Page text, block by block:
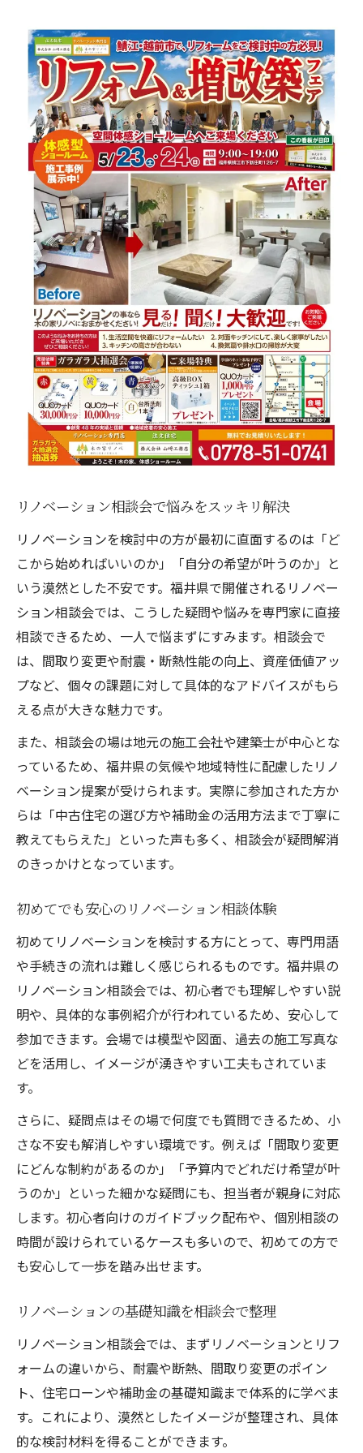
専門家がリノベーション計画をサポート
失敗しないリノベーション相談会の活用法
リノベーション初心者に相談会がおすすめ
な訳
リノベーション相談会で安心の第一歩を踏
み出す
住まいの性能向上を叶える相談会活用法
リノベーションで性能向上のポイントを伝
授
相談会で住まいの断熱や耐震を確認
リノベーション相談会で設備改善を相談
性能向上を目指すリノベーション相談の進
め方
リノベーションで理想の住まいづくりを相
談
将来設計も踏まえたリノベプラン相談体験
きる
談法
リノベーションで資産価値向上を相談会で
実現
将来を見据えたリノベーション計画を相談
リノベーション相談会で長期視点の提案を
受ける
プロ視点で安心できるリノベの進め方
プロが解説するリノベーション進行のコツ
相談会でプロ目線のリノベーション提案を
受ける
リノベーション相談会で専門的なアドバイ
スを活用
安心できるリノベーションのポイントを相
プロによるリノベーション事例を相談会で
知る
相談会参加がリノベ成功への近道になる
リノベーション成功事例を相談会で学ぶ
相談会参加でリノベーションの失敗を防ぐ
リノベーションの最新情報を相談会で収集
リノベーション相談会で理想の住まいを実
現
リノベーション相談会で悩みをスッキリ解決
リノベーションを検討中の方が最初に直面するのは「ど
こから始めればいいのか」「自分の希望が叶うのか」と
いう漠然とした不安です。福井県で開催されるリノベー
ション相談会では、こうした疑問や悩みを専門家に直接
相談できるため、一人で悩まずにすみます。相談会で
は、間取り変更や耐震・断熱性能の向上、資産価値アッ
プなど、個々の課題に対して具体的なアドバイスがもら
える点が大きな魅力です。
また、相談会の場は地元の施工会社や建築士が中心とな
っているため、福井県の気候や地域特性に配慮したリノ
ベーション提案が受けられます。実際に参加された方か
らは「中古住宅の選び方や補助金の活用方法まで丁寧に
教えてもらえた」といった声も多く、相談会が疑問解消
のきっかけとなっています。
初めてでも安心のリノベーション相談体験
初めてリノベーションを検討する方にとって、専門用語
や手続きの流れは難しく感じられるものです。福井県の
リノベーション相談会では、初心者でも理解しやすい説
明や、具体的な事例紹介が行われているため、安心して
参加できます。会場では模型や図面、過去の施工写真な
どを活用し、イメージが湧きやすい工夫もされていま
す。
さらに、疑問点はその場で何度でも質問できるため、小
さな不安も解消しやすい環境です。例えば「間取り変更
にどんな制約があるのか」「予算内でどれだけ希望が叶
うのか」といった細かな疑問にも、担当者が親身に対応
します。初心者向けのガイドブック配布や、個別相談の
時間が設けられているケースも多いので、初めての方で
も安心して一歩を踏み出せます。
リノベーションの基礎知識を相談会で整理
リノベーション相談会では、まずリノベーションとリフ
ォームの違いから、耐震や断熱、間取り変更のポイン
ト、住宅ローンや補助金の基礎知識まで体系的に学べま
す。これにより、漠然としたイメージが整理され、具体
的な検討材料を得ることができます。